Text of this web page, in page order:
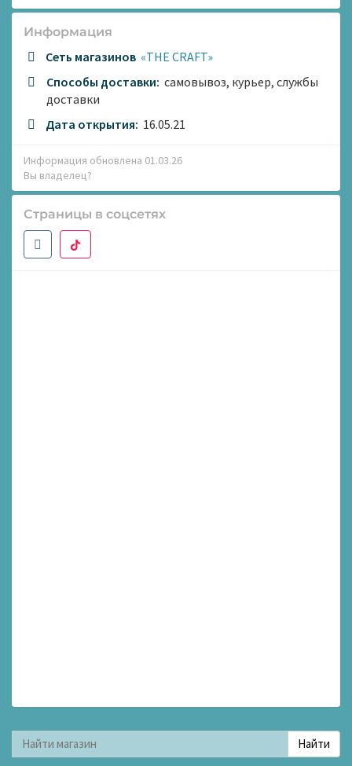
Информация
Сеть магазинов «THE CRAFT»
Способы доставки: самовывоз, курьер, службы
доставки
Дата открытия: 16.05.21
Информация обновлена 01.03.26
Вы владелец?
Страницы в соцсетях